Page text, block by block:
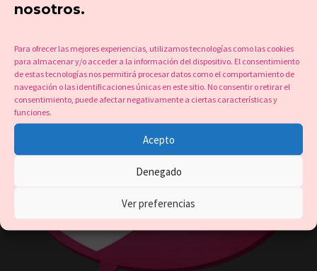
nosotros.
Para ofrecer las mejores experiencias, utilizamos tecnologías como las cookies
para almacenar y/o acceder a la información del dispositivo. El consentimiento
de estas tecnologías nos permitirá procesar datos como el comportamiento de
navegación o las identificaciones únicas en este sitio. No consentir o retirar el
consentimiento, puede afectar negativamente a ciertas características y
funciones.
Acepto
Denegado
Ver preferencias